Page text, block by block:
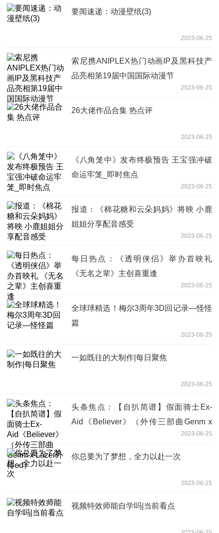
要闻速递：动漫壁纸(3)
2023-06-25
索尼携ANIPLEX热门动画IP及黑科技产
品亮相第19届中国国际动漫节
2023-06-25
26大佬作品合集 热点评
2023-06-25
《八角笼中》发布终极预告 王宝强冲破
命运牢笼_即时焦点
2023-06-25
报道：《棉花糖和云朵妈妈》将映 小鹿
姐姐分享配音感受
2023-06-25
每日热点：《透明侠侣》举办首映礼
《无名之辈》主创喜重逢
2023-06-25
全球球精选！梅尔3周年3D回记录—怪怪
篇
2023-06-25
一如既往的大制作|每日聚焦
2023-06-25
头条焦点：【自扒简谱】假面骑士Ex-
Aid《Believer》（外传三部曲Genm x
2023-06-25
你总要为了梦想，全力以赴一次
2023-06-25
视频特效师能自学吗|当前看点